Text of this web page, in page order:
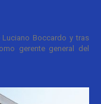
Boccardo y tras
gerente general del